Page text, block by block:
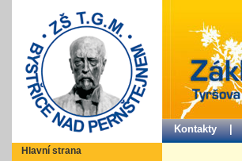
Hlavní strana
Kontakty |